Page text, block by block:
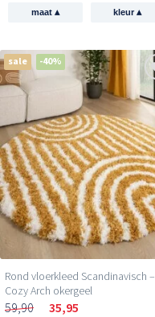
maat ▴ kleur▴
sale -40%
Rond vloerkleed Scandinavisch –
Cozy Arch okergeel
59,90 35,95